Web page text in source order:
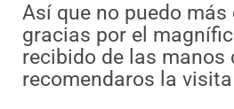
Así que no puedo más
gracias por el
recibido de las manos
recomendaros la visita